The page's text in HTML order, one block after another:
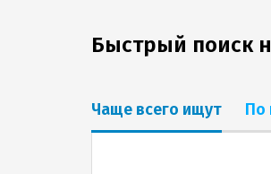
Быстрый поиск
Чаще всего ищут По